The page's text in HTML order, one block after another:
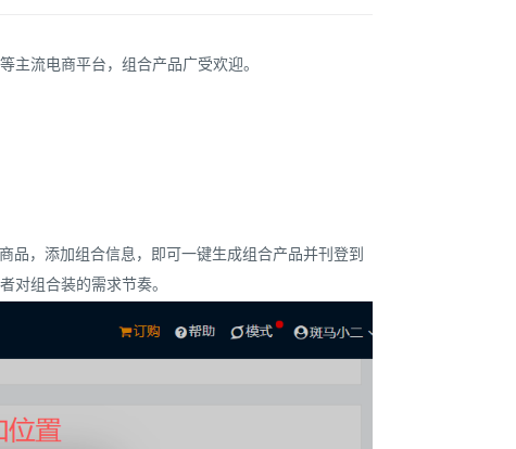
流电商平台，组合产品广受欢迎。
品，添加组合信息，即可一键生成组合产品并刊登到
组合装的需求节奏。